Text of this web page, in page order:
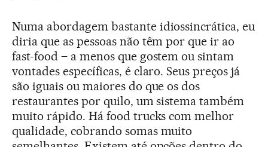
Numa abordagem bastante idiossincrática, eu
diria que as pessoas não têm por que ir ao
fast-food – a menos que gostem ou sintam
vontades específicas, é claro. Seus preços já
são iguais ou maiores do que os dos
restaurantes por quilo, um sistema também
muito rápido. Há food trucks com melhor
qualidade, cobrando somas muito